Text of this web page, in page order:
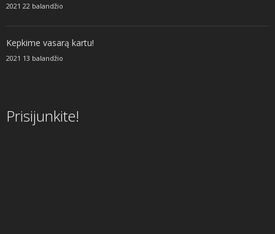
2021 22 balandžio
Kepkime vasarą kartu!
2021 13 balandžio
Prisijunkite!